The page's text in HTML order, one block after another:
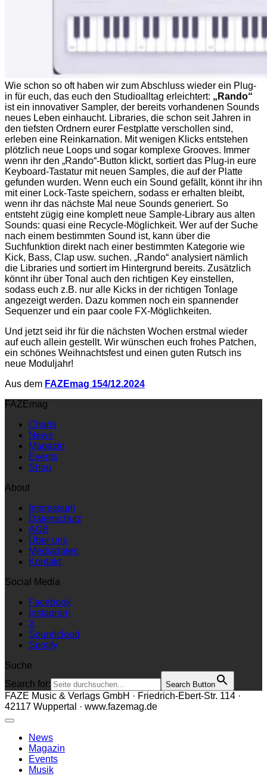
Wie schon so oft haben wir zum Abschluss wieder ein Plug-
in für euch, das euch den Studioalltag erleichtert: „Rando“
ist ein innovativer Sampler, der bereits vorhandenen Sounds
neues Leben einhaucht. Libraries, die schon seit Jahren in
den tiefsten Ordnern eurer Festplatte verschollen sind,
erleben eine Reinkarnation. Mit wenigen Klicks entstehen
plötzlich neue Loops und sogar komplexe Grooves. Immer
wenn ihr den „Rando“-Button klickt, sortiert das Plug-in eure
Keyboard-Tastatur mit neuen Samples, die auf der Platte
gefunden wurden. Wenn euch ein Sound gefällt, könnt ihr ihn
mit einer Lock-Taste speichern, sodass er erhalten bleibt,
wenn ihr das nächste Mal neue Sounds generiert. So
entsteht zügig eine komplett neue Sample-Library aus alten
Sounds: quasi eine Recycle-Möglichkeit. Wer auf der Suche
nach einem bestimmten Sound ist, kann über die
Suchfunktion direkt nach einer bestimmten Kategorie wie
Kick, Bass, Clap usw. suchen. „Rando“ analysiert nämlich
die Libraries und sortiert im Hintergrund bereits. Zusätzlich
könnt ihr über Tonal auch den richtigen Key einstellen,
sodass euch z.B. nur alle Kicks in der richtigen Tonlage
angezeigt werden. Dazu kommen noch ein spannender
Sequenzer und ein paar coole FX-Möglichkeiten.
Und jetzt seid ihr für die nächsten Wochen erstmal wieder
auf euch allein gestellt. Wir wünschen euch frohes Patchen,
ein schönes Weihnachtsfest und einen guten Rutsch ins
neue Moduljahr!
Aus dem FAZEmag 154/12.2024
FAZEmag
Charts
News
Magazin
Events
Shop
About
Impressum
Datenschutz
AGB
Über uns
Mediadaten
Kontakt
Social Media
Facebook
Instagram
X
Soundcloud
Spotify
Suche
Search for:
Search Button
FAZE Music & Verlags GmbH · Friedrich-Ebert-Str. 114 ·
42117 Wuppertal · www.fazemag.de
News
Magazin
Events
Musik